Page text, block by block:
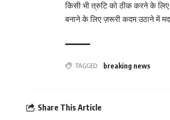
किसी भी त्रुटि को ठीक करने के
बनाने के लिए ज़रूरी कदम उठाने में
TAGGED: breaking news
Share This Article